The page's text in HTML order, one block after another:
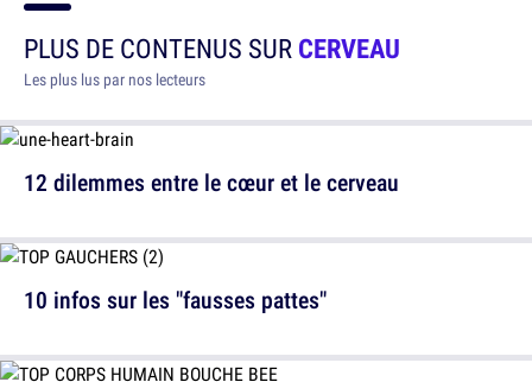
PLUS DE CONTENUS SURCERVEAU
Les plus lus par nos lecteurs
12 dilemmes entre le cœur et le cerveau
10 infos sur les "fausses pattes"